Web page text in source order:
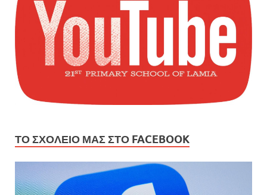
ΤΟ ΣΧΟΛΕΙΟ ΜΑΣ ΣΤΟ FACEBOOK